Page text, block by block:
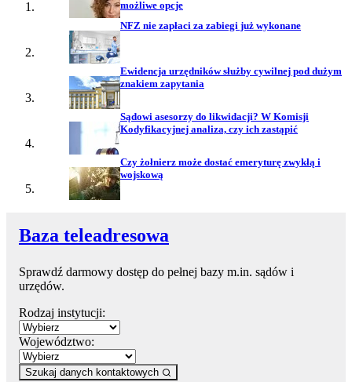
możliwe opcje
NFZ nie zapłaci za zabiegi już wykonane
Ewidencja urzędników służby cywilnej pod dużym
znakiem zapytania
Sądowi asesorzy do likwidacji? W Komisji
Kodyfikacyjnej analiza, czy ich zastąpić
Czy żołnierz może dostać emeryturę zwykłą i
wojskową
Baza teleadresowa
Sprawdź darmowy dostęp do pełnej bazy m.in. sądów i
urzędów.
Rodzaj instytucji:
Województwo:
Szukaj danych kontaktowych